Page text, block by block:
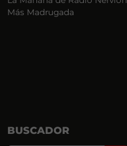
Más Madrugada
BUSCADOR